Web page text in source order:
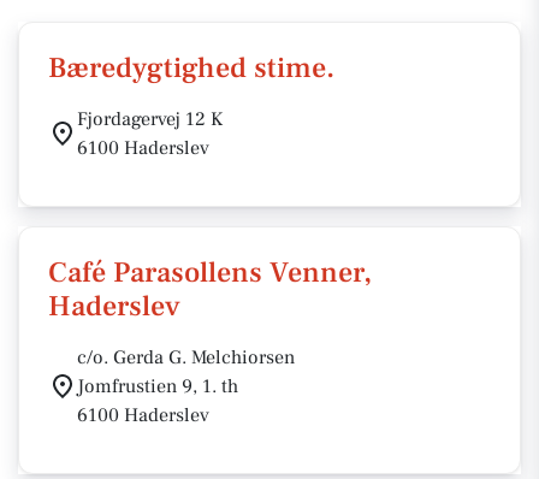
Bæredygtighed stime.
Fjordagervej 12 K
6100 Haderslev
Café Parasollens Venner,
Haderslev
c/o. Gerda G. Melchiorsen
Jomfrustien 9, 1. th
6100 Haderslev